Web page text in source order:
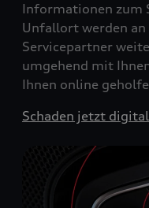
Informationen zum
Unfallort werden
Servicepartner
umgehend mit
Ihnen online
Schaden jetzt